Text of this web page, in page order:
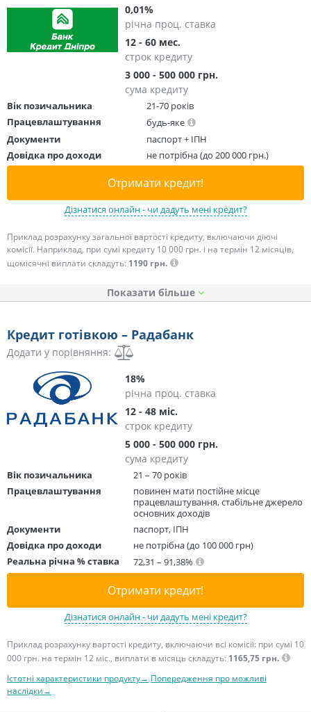
0,01%
річна проц. ставка
12 - 60 мес.
строк кредиту
3 000 - 500 000 грн.
сума кредиту
Вік позичальника
21-70 років
Працевлаштування
будь-яке
Документи
паспорт + ІПН
Довідка про доходи
не потрібна (до 200 000 грн.)
Отримати кредит!
Дізнатися онлайн - чи дадуть мені кредит?
Приклад розрахунку загальної вартості кредиту, включаючи діючі
комісії. Наприклад, при сумі кредиту 10 000 грн. і на термін 12 місяців,
щомісячні виплати складуть: 1190 грн.
Показати
Кредит готівкою – Радабанк
Додати у порівняння:
18%
річна проц. ставка
12 - 48 міс.
строк кредиту
5 000 - 500 000 грн.
сума кредиту
Вік позичальника
21 – 70 років
Працевлаштування
повинен мати постійне місце
працевлаштування, стабільне джерело
основних доходів
Документи
паспорт, ІПН
Довідка про доходи
не потрібна (до 100 000 грн)
Реальна річна % ставка
72,31 – 91,38%
Отримати кредит!
Дізнатися онлайн - чи дадуть мені кредит?
Приклад розрахунку вартості кредиту, включаючи всі комісії: при сумі 10
000 грн. на термін 12 міс., виплати в місяць складуть: 1165,75 грн.
Істотні характеристики продукту→ Попередження про можливі
наслідки→